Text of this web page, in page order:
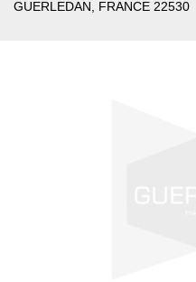
GUERLEDAN, FRANCE 22530